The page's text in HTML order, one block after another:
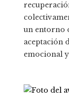
un entorno
aceptación
emocional